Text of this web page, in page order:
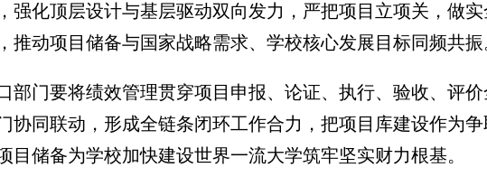
强化顶层设计与基层驱动双向发力，严把项目立项关，做
推动项目储备与国家战略需求、学校核心发展目标同频共振
部门要将绩效管理贯穿项目申报、论证、执行、验收、评
协同联动，形成全链条闭环工作合力，把项目库建设作为
目储备为学校加快建设世界一流大学筑牢坚实财力根基。